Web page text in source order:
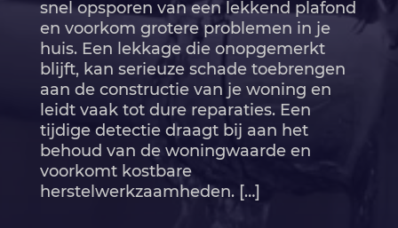
snel opsporen van een lekkend plafond
en voorkom grotere problemen in je
huis.​ Een lekkage die onopgemerkt
blijft, kan serieuze schade toebrengen
aan de constructie van je woning en
leidt vaak tot dure reparaties.​ Een
tijdige detectie draagt bij aan het
behoud van de woningwaarde en
voorkomt kostbare
herstelwerkzaamheden.​ […]